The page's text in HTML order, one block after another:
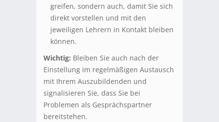
greifen, sondern auch, damit Sie sich
direkt vorstellen und mit den
jeweiligen Lehrern in Kontakt bleiben
können.
Wichtig: Bleiben Sie auch nach der
Einstellung im regelmäßigen Austausch
mit Ihrem Auszubildenden und
signalisieren Sie, dass Sie bei
Problemen als Gesprächspartner
bereitstehen.